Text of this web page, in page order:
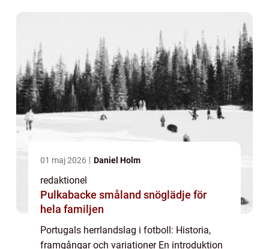
01 maj 2026 Daniel Holm
redaktionel
Pulkabacke småland snöglädje för
hela familjen
Portugals herrlandslag i fotboll: Historia,
framgångar och variationer En introduktion